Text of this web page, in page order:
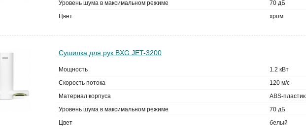
Уровень шума в максимальном режиме
70 дБ
Цвет
хром
Сушилка для рук BXG JET-3200
Мощность
1.2 кВт
Скорость потока
120 м/с
Материал корпуса
ABS-пластик
Уровень шума в максимальном режиме
70 дБ
Цвет
белый